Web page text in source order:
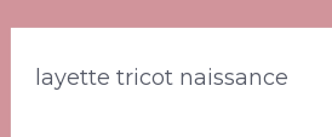
layette tricot naissance